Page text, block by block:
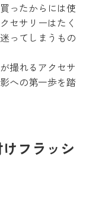
ったからには使
セサリーはたく
ってしまうもの
撮れるアクセサ
への第一歩を踏
フラッシ